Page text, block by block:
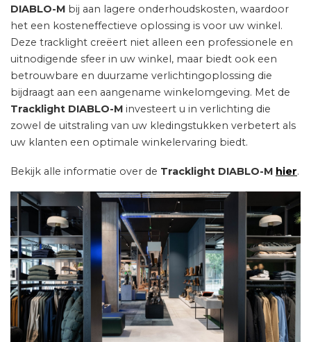
DIABLO-M bij aan lagere onderhoudskosten, waardoor
het een kosteneffectieve oplossing is voor uw winkel.
Deze tracklight creëert niet alleen een professionele en
uitnodigende sfeer in uw winkel, maar biedt ook een
betrouwbare en duurzame verlichtingoplossing die
bijdraagt aan een aangename winkelomgeving. Met de
Tracklight DIABLO-M investeert u in verlichting die
zowel de uitstraling van uw kledingstukken verbetert als
uw klanten een optimale winkelervaring biedt.
Bekijk alle informatie over de Tracklight DIABLO-M hier.